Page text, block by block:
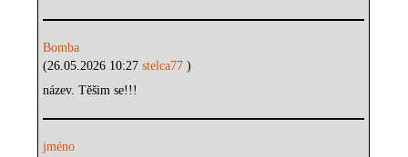
Bomba
(26.05.2026 10:27stelca77)
název. Těšim se!!!
jméno